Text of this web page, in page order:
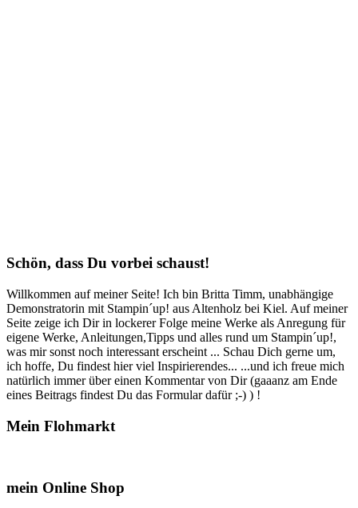
Schön, dass Du vorbei schaust!
Willkommen auf meiner Seite! Ich bin Britta Timm, unabhängige
Demonstratorin mit Stampin´up! aus Altenholz bei Kiel. Auf meiner
Seite zeige ich Dir in lockerer Folge meine Werke als Anregung für
eigene Werke, Anleitungen,Tipps und alles rund um Stampin´up!,
was mir sonst noch interessant erscheint ... Schau Dich gerne um,
ich hoffe, Du findest hier viel Inspirierendes... ...und ich freue mich
natürlich immer über einen Kommentar von Dir (gaaanz am Ende
eines Beitrags findest Du das Formular dafür ;-) ) !
Mein Flohmarkt
mein Online Shop